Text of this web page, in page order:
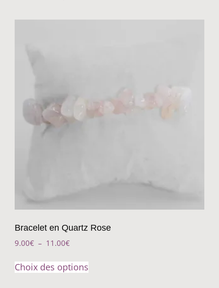
Bracelet en Quartz Rose
9.00€ – 11.00€
Choix des options